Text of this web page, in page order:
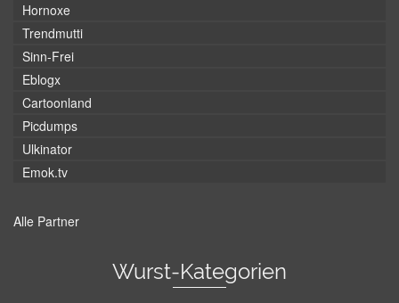
Hornoxe
Trendmutti
Sinn-Frei
Eblogx
Cartoonland
Picdumps
Ulkinator
Emok.tv
Alle Partner
Wurst-Kategorien